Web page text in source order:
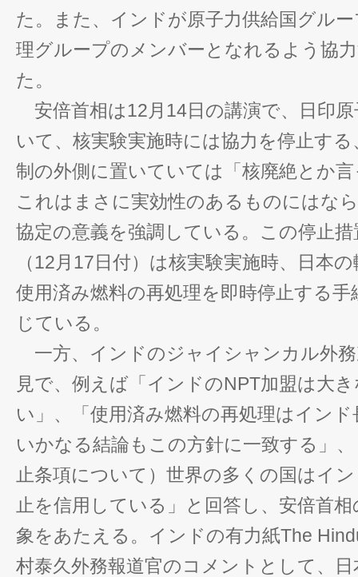
た。また、インドが原子力供給国グル
理グループのメンバーとなれるよう協
た。
安倍首相は12月14日の講演で、日印
いて、核実験実施時には協力を停止す
制の外側に置いていては「核廃絶とか
これはまさに実効性のあるものにはな
協定の意義を強調している。この停止
（12月17日付）は核実験実施時、日本
使用済み燃料の再処理を即時停止する
じている。
一方、インドのジャイシャンカル外
見で、例えば「インドのNPT加盟は大
い」、「使用済み燃料の再処理はイン
いかなる結論もこの方針に一致する」
止条項について）世界の多くの国はイ
止を信用している」と回答し、安倍首
象をあたえる。インドの有力紙The
村泰久外務報道官のコメントとして、